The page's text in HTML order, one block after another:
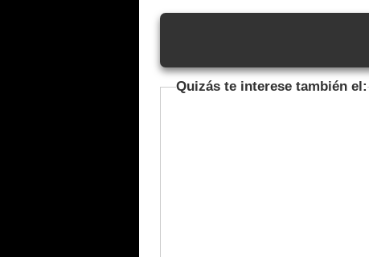
Quizás te interese también el: